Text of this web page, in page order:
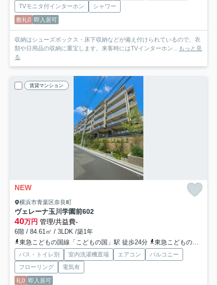
TVモニタ付インターホン
シャワー
敷礼0 即入居可
収納はシューズボックス・床下収納などが備え付けられているので、衣
類や日用品の収納に重宝します。来客時にはTVインターホン... もっと見
る
賃貸マンション
NEW
横浜市青葉区奈良町
ヴェレーナ玉川学園前602
40万円 管理/共益費-
6階 / 84.61㎡ / 3LDK /築1年
東急こどもの国線「こどもの国」駅 徒歩24分
東急こどもの国線「恩田」駅 徒歩44分
バス・トイレ別 室内洗濯機置場 エアコン
バルコニー
フローリング
電気有
礼0 即入居可